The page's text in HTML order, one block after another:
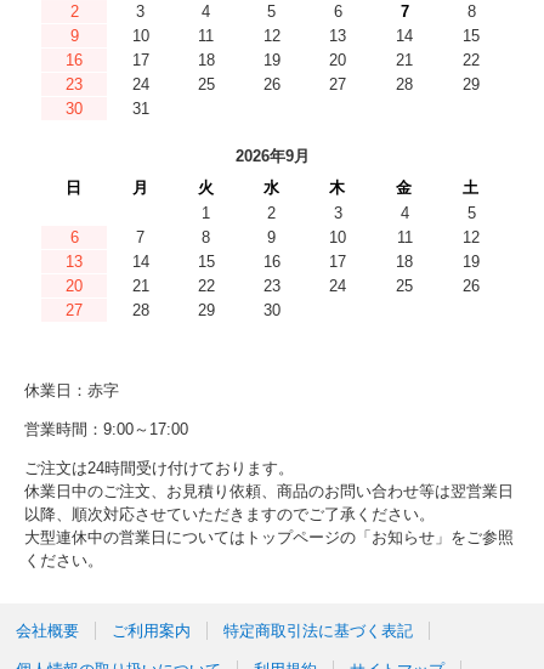
2
3 4 5 6 7
8
9
10 11 12 13 14
15
16
17 18 19 20 21
22
23
24 25 26 27 28
29
30
31
2026年9月
日
月 火 水 木 金
土
1
2 3 4
5
6
7 8 9 10 11
12
13
14 15 16 17 18
19
20
21 22 23 24 25
26
27
28 29 30
休業日：赤字
営業時間：9:00～17:00
ご注文は24時間受け付けております。
休業日中のご注文、お見積り依頼、商品のお問い合わせ等は翌営業日
以降、順次対応させていただきますのでご了承ください。
大型連休中の営業日についてはトップページの「お知らせ」をご参照
ください。
会社概要 ご利用案内 特定商取引法に基づく表記